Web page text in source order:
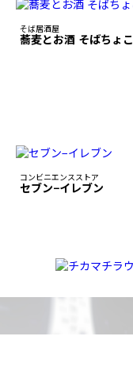
そば居酒屋
蕎麦とお酒 そばちょこ
コンビニエンスストア
セブン−イレブン